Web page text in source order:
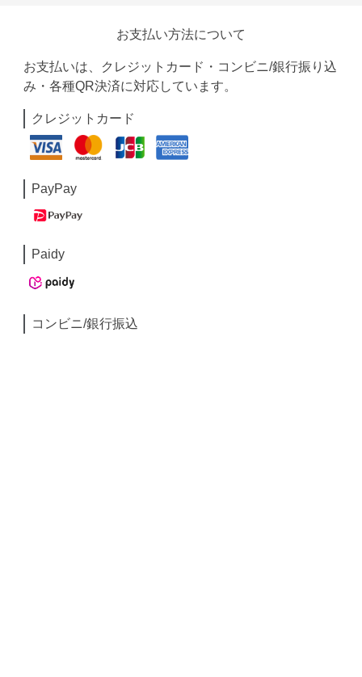
お支払い方法について
お支払いは、クレジットカード・コンビニ/銀行振り込
み・各種QR決済に対応しています。
クレジットカード
PayPay
Paidy
コンビニ/銀行振込